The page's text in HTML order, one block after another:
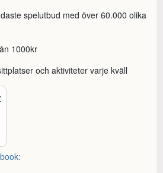
spelutbud med över 60.000 olika
1000kr
och aktiviteter varje kväll